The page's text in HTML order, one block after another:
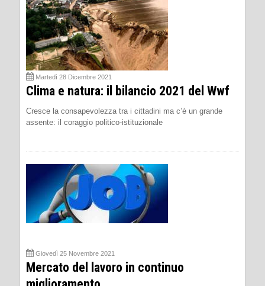
Martedì 28 Dicembre 2021
Clima e natura: il bilancio 2021 del Wwf
Cresce la consapevolezza tra i cittadini ma c’è un grande
assente: il coraggio politico-istituzionale
Giovedì 25 Novembre 2021
Mercato del lavoro in continuo